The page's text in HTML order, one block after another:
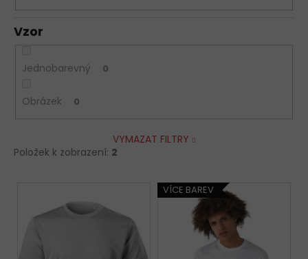
Vzor
Jednobarevný 0
Obrázek 0
VYMAZAT FILTRY
Položek k zobrazení: 2
VÍCE BAREV